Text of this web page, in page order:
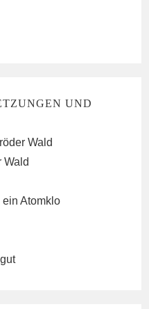
UND
Wald
Wald
ein Atomklo